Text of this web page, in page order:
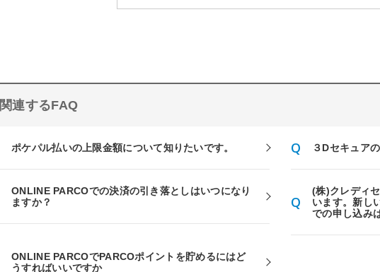
関連するFAQ
ポケパル払いの上限金額について知りたいです。 ３Dセキュア
ONLINE PARCOでの決済の引き落としはいつになり
ますか？
(株)クレディ
います。新し
での申し込み
ONLINE PARCOでPARCOポイントを貯めるにはど
うすればいいですか